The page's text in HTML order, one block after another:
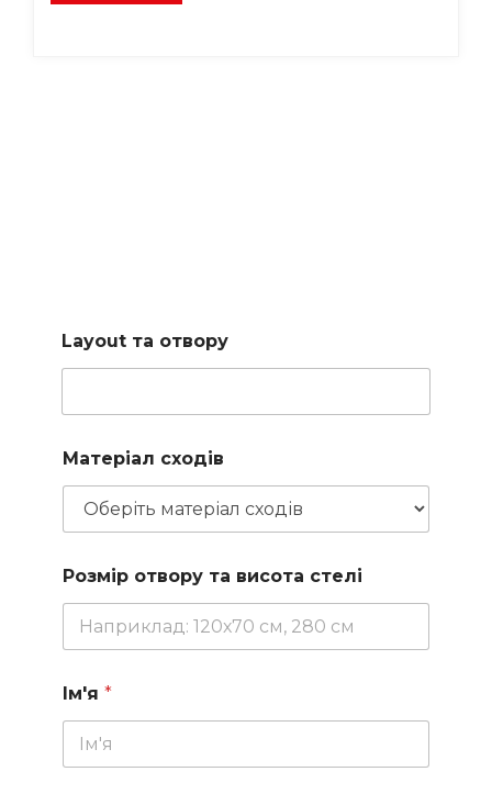
Layout та отвору
Матеріал сходів
Розмір отвору та висота стелі
Ім'я *